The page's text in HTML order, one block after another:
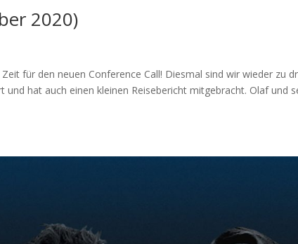
2020)
für den neuen Conference Call! Diesmal sind wir wieder zu
und hat auch einen kleinen Reisebericht mitgebracht. Olaf und